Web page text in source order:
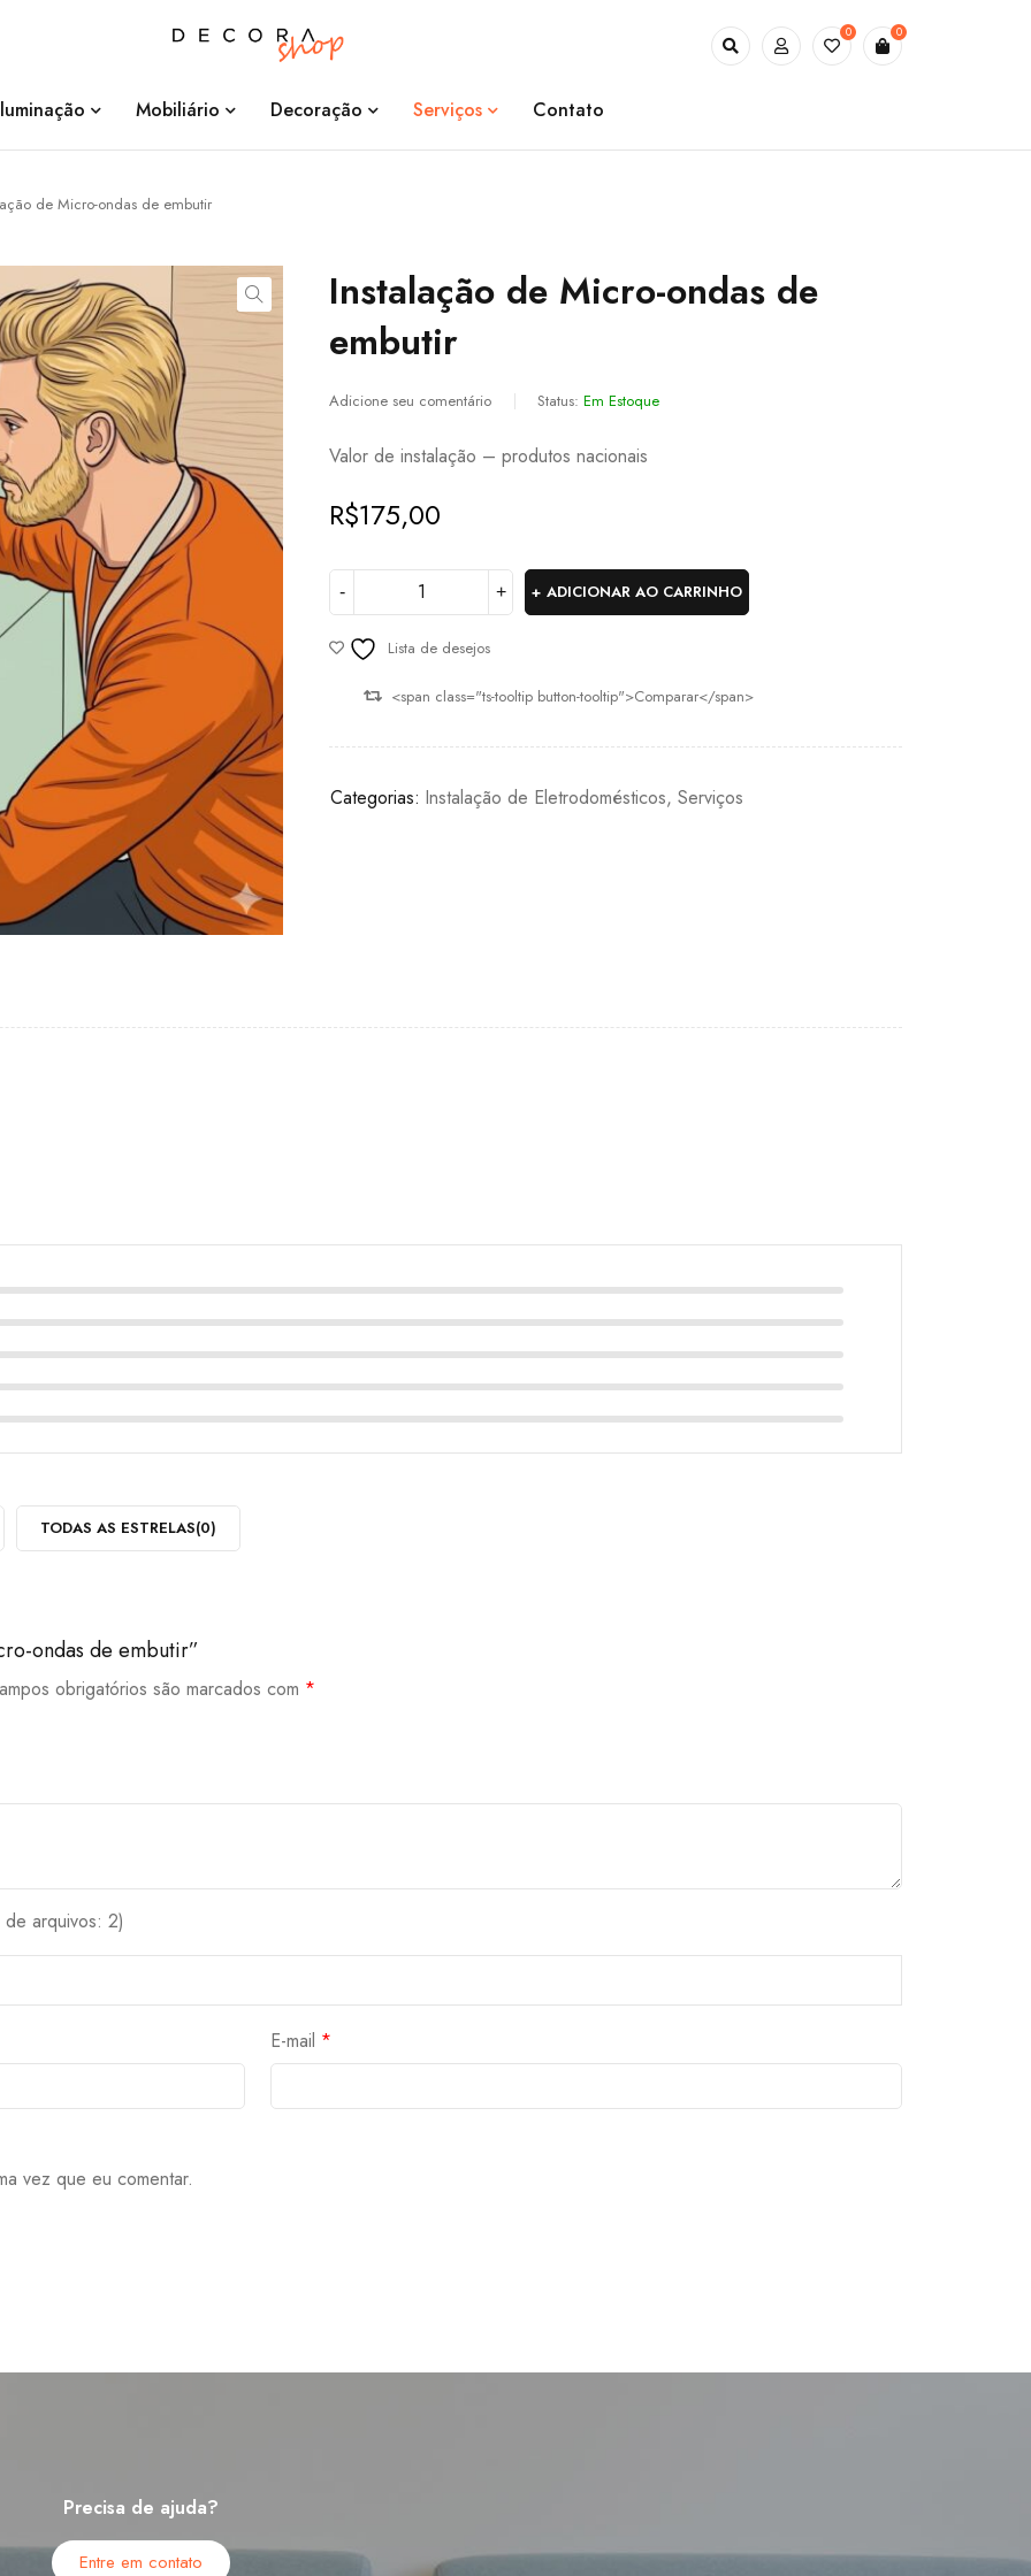
0 0
Mobiliário Decoração Serviços Contato
de Micro-ondas de embutir
Instalação de Micro-ondas de
embutir
Adicione seu comentário Status: Em Estoque
Valor de instalação – produtos nacionais
R$175,00
ADICIONAR AO CARRINHO
Lista de desejos
<span class="ts-tooltip button-tooltip">Comparar</span>
Categorias: Instalação de Eletrodomésticos,Serviços
TODAS AS ESTRELAS(0)
ondas de embutir”
obrigatórios são marcados com *
arquivos: 2)
E-mail *
vez que eu comentar.
Precisa de ajuda?
Entre em contato